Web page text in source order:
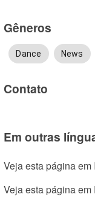
Gêneros
Dance News
Contato
Em outras
Veja esta página em
Veja esta página em